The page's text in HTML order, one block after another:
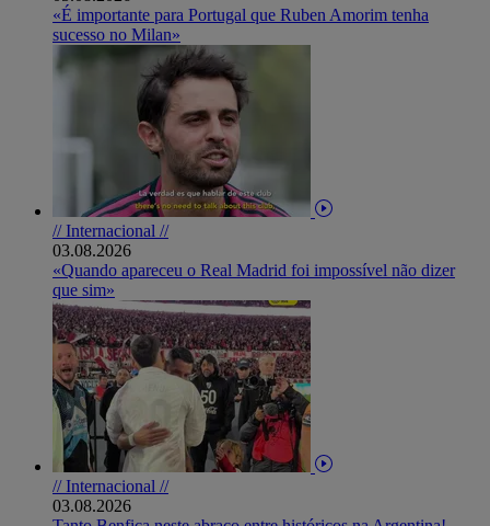
«É importante para Portugal que Ruben Amorim tenha
sucesso no Milan»
// Internacional //
03.08.2026
«Quando apareceu o Real Madrid foi impossível não dizer
que sim»
// Internacional //
03.08.2026